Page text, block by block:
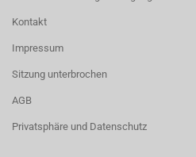
Kontakt
Impressum
Sitzung unterbrochen
AGB
Privatsphäre und Datenschutz